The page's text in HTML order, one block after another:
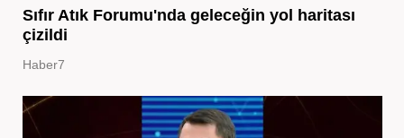
Sıfır Atık Forumu'nda geleceğin yol haritası
çizildi
Haber7